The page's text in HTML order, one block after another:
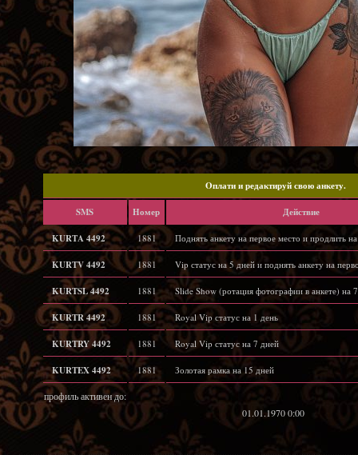
Oплати и редактируй свою анкету.
SMS Hомер Действие
KURTA 4492 1881 Поднять анкету на первое место и продлить
KURTV 4492 1881 Vip статус на 5 дней и поднять анкету на
KURTSL 4492 1881 Slide Show (ротация фотографии в анкете) на
KURTR 4492 1881 Royal Vip статус на 1 день
KURTRY 4492 1881 Royal Vip статус на 7 дней
KURTEX 4492 1881 Золотая рамка на 15 дней
профиль активен до:
01.01.1970 0:00